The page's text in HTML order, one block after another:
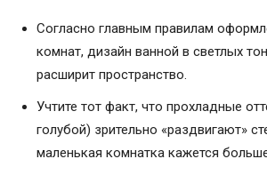
Согласно главным правилам
комнат, дизайн ванной в светлых
расширит пространство.
Учтите тот факт, что прохладные
голубой) зрительно «раздвигают»
маленькая комнатка кажется